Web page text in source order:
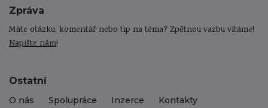
Ostatní
O nás Spolupráce Inzerce
Kontakty
Zpráva
Máte otázku, komentář nebo tip na téma? Zpětnou vazbu vítáme!
Napište nám!